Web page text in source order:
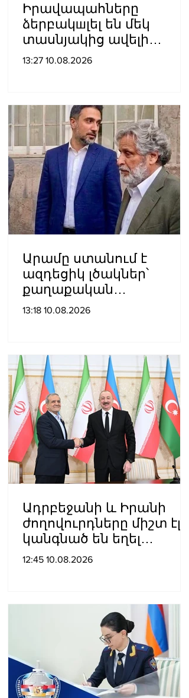
Իրավապահները
ձերբակшլել են մեկ
տասնյակից ավելի
անձանց․
խուլիգանnւթյունից
13:27 10.08.2026
Արամը ստանում է
ազդեցիկ լծակներ՝
քաղաքական
ճնշումներն ու
հանրության
ուշադրությունը
հրավիրելու և հայ
ժողովրդի արժեքային
համակարգը
պաշտպանելու համար
13:18 10.08.2026
Ադրբեջանի և Իրանի
ժողովուրդները միշտ էլ
կանգնած են եղել
միմյանց կողքին նեղ ու
12:45 10.08.2026